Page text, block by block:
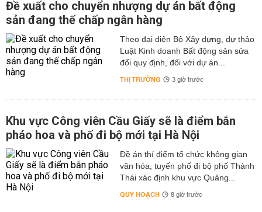
Đề xuất cho chuyển nhượng dự án bất động
sản đang thế chấp ngân hàng
Theo đại diện Bộ Xây dựng, dự thảo
Luật Kinh doanh Bất động sản sửa
đổi quy định, đối với dự án...
THỊ TRƯỜNG 3 giờ trước
Khu vực Công viên Cầu Giấy sẽ là điểm bắn
pháo hoa và phố đi bộ mới tại Hà Nội
Đề án thí điểm tổ chức không gian
văn hóa, tuyến phố đi bộ phố Thành
Thái xác định khu vực Quảng...
QUY HOẠCH 8 giờ trước